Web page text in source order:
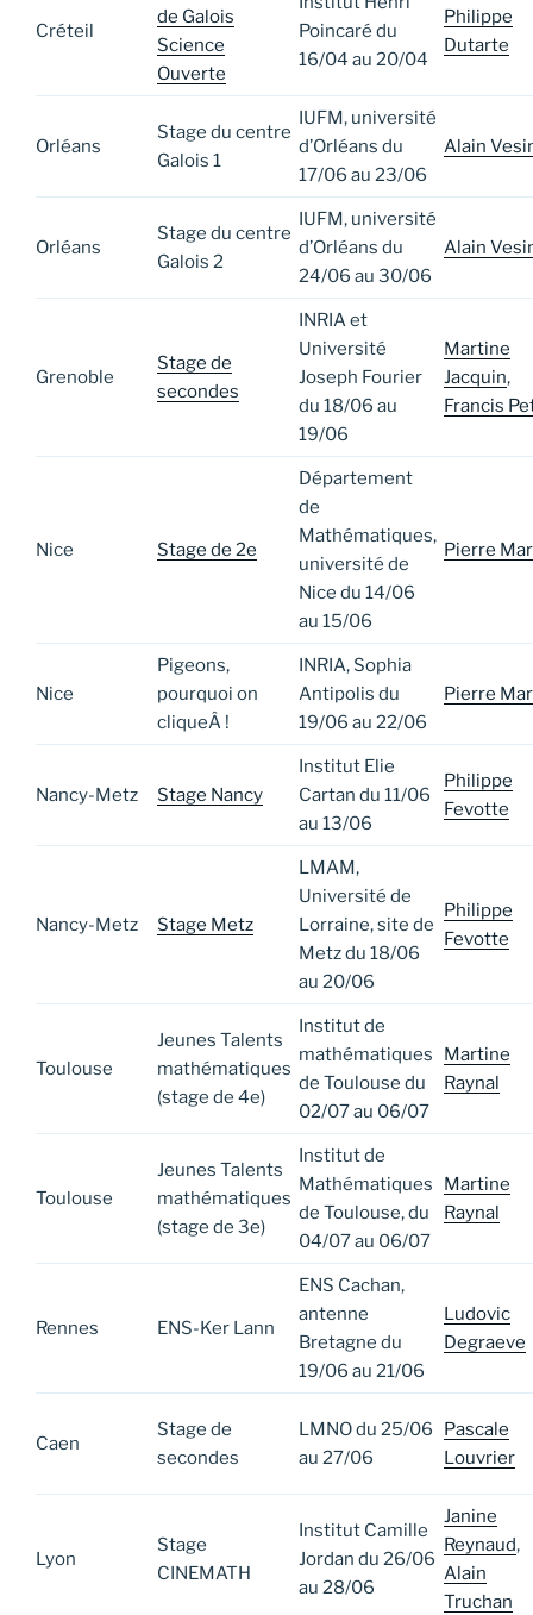
Créteil
de Galois
Science
Ouverte
Poincaré du
16/04 au 20/04
Philippe
Dutarte
Orléans
Stage du centre
Galois 1
IUFM, université
d’Orléans du
17/06 au 23/06
Alain
Orléans
Stage du centre
Galois 2
IUFM, université
d’Orléans du
24/06 au 30/06
Alain
Grenoble
Stage de
secondes
INRIA et
Université
Joseph Fourier
du 18/06 au
19/06
Martine
Jacquin,
Francis
Nice Stage de 2e
Département
de
Mathématiques,
université de
Nice du 14/06
au 15/06
Pierre
Nice
Pigeons,
pourquoi on
cliqueÂ !
INRIA, Sophia
Antipolis du
19/06 au 22/06
Pierre
Nancy-Metz Stage Nancy
Institut Elie
Cartan du 11/06
au 13/06
Philippe
Fevotte
Nancy-Metz Stage Metz
LMAM,
Université de
Lorraine, site de
Metz du 18/06
au 20/06
Philippe
Fevotte
Toulouse
Jeunes Talents
mathématiques
(stage de 4e)
Institut de
mathématiques
de Toulouse du
02/07 au 06/07
Martine
Raynal
Toulouse
Jeunes Talents
mathématiques
(stage de 3e)
Institut de
Mathématiques
de Toulouse, du
04/07 au 06/07
Martine
Raynal
Rennes ENS-Ker Lann
ENS Cachan,
antenne
Bretagne du
19/06 au 21/06
Ludovic
Degraeve
Caen
Stage de
secondes
LMNO du 25/06
au 27/06
Pascale
Louvrier
Lyon
Stage
CINEMATH
Institut Camille
Jordan du 26/06
au 28/06
Janine
Reynaud,
Alain
Truchan